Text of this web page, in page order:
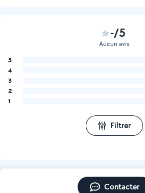
-/5
Aucun avis
5
4
3
2
1
Filtrer
Contacter